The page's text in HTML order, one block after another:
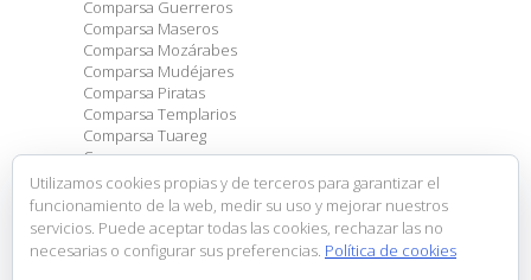
Comparsa Guerreros
Comparsa Maseros
Comparsa Mozárabes
Comparsa Mudéjares
Comparsa Piratas
Comparsa Templarios
Comparsa Tuareg
Comparsas
Eventos
General
Sin categoría
Utilizamos cookies propias y de terceros para garantizar el
funcionamiento de la web, medir su uso y mejorar nuestros
servicios. Puede aceptar todas las cookies, rechazar las no
necesarias o configurar sus preferencias. Política de cookies